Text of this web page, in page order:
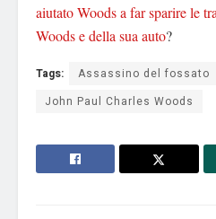
aiutato Woods a far sparire le
Woods e della sua auto?
Tags: Assassino del fossato
John Paul Charles Woods